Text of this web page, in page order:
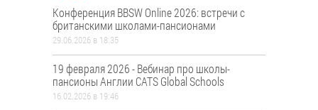
Конференция BBSW Online 2026: встречи с
британскими школами-пансионами
29.06.2026 в 18:35
19 февраля 2026 - Вебинар про школы-
пансионы Англии CATS Global Schools
16.02.2026 в 19:46